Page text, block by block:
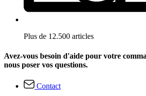
Plus de 12.500 articles
Avez-vous besoin d'aide pour votre
nous poser vos questions.
Contact